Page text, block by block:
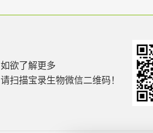
如欲了解更多
请扫描宝录生物微信二维码！